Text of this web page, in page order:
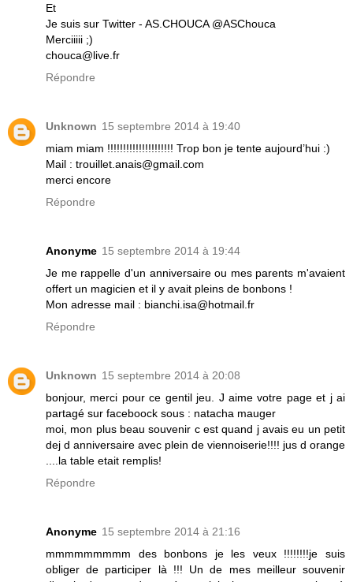
Et
Je suis sur Twitter - AS.CHOUCA @ASChouca
Merciiiii ;)
chouca@live.fr
Répondre
Unknown 15 septembre 2014 à 19:40
miam miam !!!!!!!!!!!!!!!!!!!!! Trop bon je tente aujourd’hui :)
Mail : trouillet.anais@gmail.com
merci encore
Répondre
Anonyme 15 septembre 2014 à 19:44
Je me rappelle d'un anniversaire ou mes parents m'avaient
offert un magicien et il y avait pleins de bonbons !
Mon adresse mail : bianchi.isa@hotmail.fr
Répondre
Unknown 15 septembre 2014 à 20:08
bonjour, merci pour ce gentil jeu. J aime votre page et j ai
partagé sur faceboock sous : natacha mauger
moi, mon plus beau souvenir c est quand j avais eu un petit
dej d anniversaire avec plein de viennoiserie!!!! jus d orange
....la table etait remplis!
Répondre
Anonyme 15 septembre 2014 à 21:16
mmmmmmmmm des bonbons je les veux !!!!!!!!je suis
obliger de participer là !!! Un de mes meilleur souvenir